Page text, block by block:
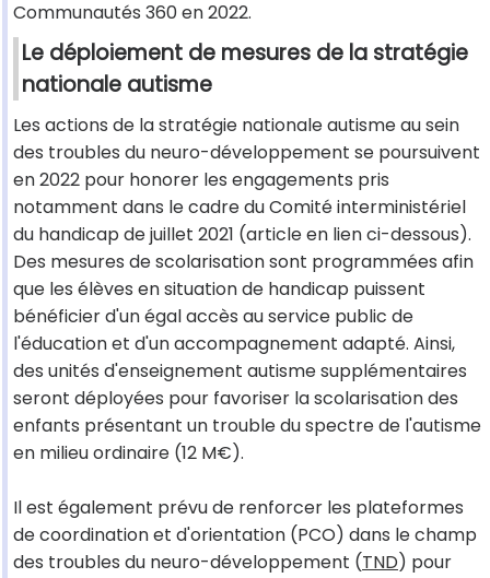
Communautés 360 en 2022.
Le déploiement de mesures de la stratégie
nationale autisme
Les actions de la stratégie nationale autisme au sein
des troubles du neuro-développement se poursuivent
en 2022 pour honorer les engagements pris
notamment dans le cadre du Comité interministériel
du handicap de juillet 2021 (article en lien ci-dessous).
Des mesures de scolarisation sont programmées afin
que les élèves en situation de handicap puissent
bénéficier d'un égal accès au service public de
l'éducation et d'un accompagnement adapté. Ainsi,
des unités d'enseignement autisme supplémentaires
seront déployées pour favoriser la scolarisation des
enfants présentant un trouble du spectre de l'autisme
en milieu ordinaire (12 M€).
Il est également prévu de renforcer les plateformes
de coordination et d'orientation (PCO) dans le champ
des troubles du neuro-développement (TND) pour